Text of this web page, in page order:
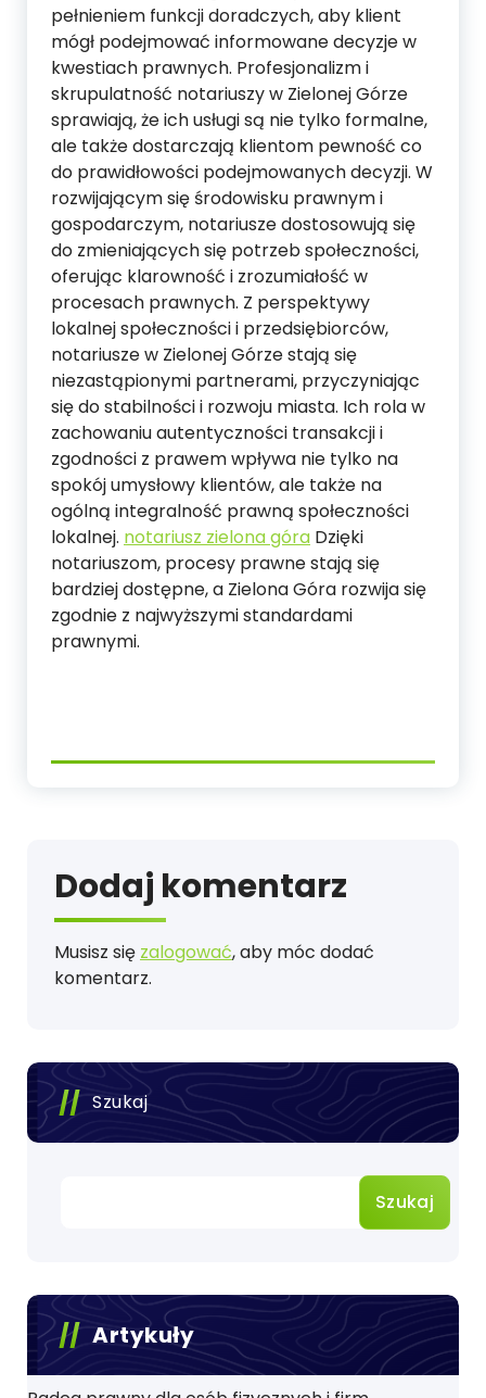
pełnieniem funkcji doradczych, aby klient
mógł podejmować informowane decyzje w
kwestiach prawnych. Profesjonalizm i
skrupulatność notariuszy w Zielonej Górze
sprawiają, że ich usługi są nie tylko formalne,
ale także dostarczają klientom pewność co
do prawidłowości podejmowanych decyzji. W
rozwijającym się środowisku prawnym i
gospodarczym, notariusze dostosowują się
do zmieniających się potrzeb społeczności,
oferując klarowność i zrozumiałość w
procesach prawnych. Z perspektywy
lokalnej społeczności i przedsiębiorców,
notariusze w Zielonej Górze stają się
niezastąpionymi partnerami, przyczyniając
się do stabilności i rozwoju miasta. Ich rola w
zachowaniu autentyczności transakcji i
zgodności z prawem wpływa nie tylko na
spokój umysłowy klientów, ale także na
ogólną integralność prawną społeczności
lokalnej. notariusz zielona góra Dzięki
notariuszom, procesy prawne stają się
bardziej dostępne, a Zielona Góra rozwija się
zgodnie z najwyższymi standardami
prawnymi.
Dodaj komentarz
Musisz się zalogować, aby móc dodać
komentarz.
Szukaj
Szukaj
Artykuły